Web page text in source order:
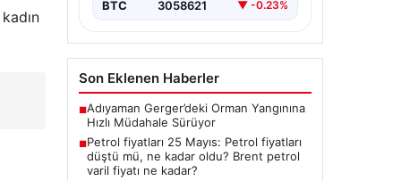
BTC 3058621 ▼ -0.23%
Son Eklenen Haberler
■Adıyaman Gerger’deki Orman Yangınına
Hızlı Müdahale Sürüyor
■Petrol fiyatları 25 Mayıs: Petrol fiyatları
düştü mü, ne kadar oldu? Brent petrol
varil fiyatı ne kadar?